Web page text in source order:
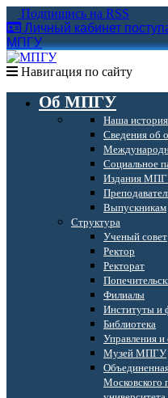
Подпишись на RSS
Личный кабинет
МПГУ
Навигация по сайту
Об МПГУ
Наша история
Сведения об
Социальное
Издания
Выпускникам
Структура
Ученый совет
Ректор
Ректорат
Филиалы
Институты и
Библиотека
Управления и
Музей МПГУ
Московского